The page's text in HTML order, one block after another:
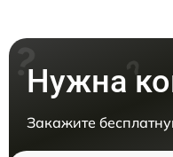
Нужна
Закажите